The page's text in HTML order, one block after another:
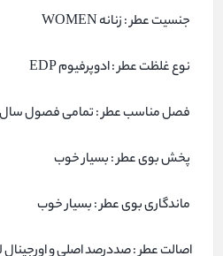
جنسیت عطر : زنانه WOMEN
نوع غلظت عطر : ادوپرفیوم EDP
فصل مناسب عطر : تمامی فصول سال
پخش بوی عطر : بسیار خوب
ماندگاری بوی عطر : بسیار خوب
اصالت عطر : صددرصد اصلی و اورجینال